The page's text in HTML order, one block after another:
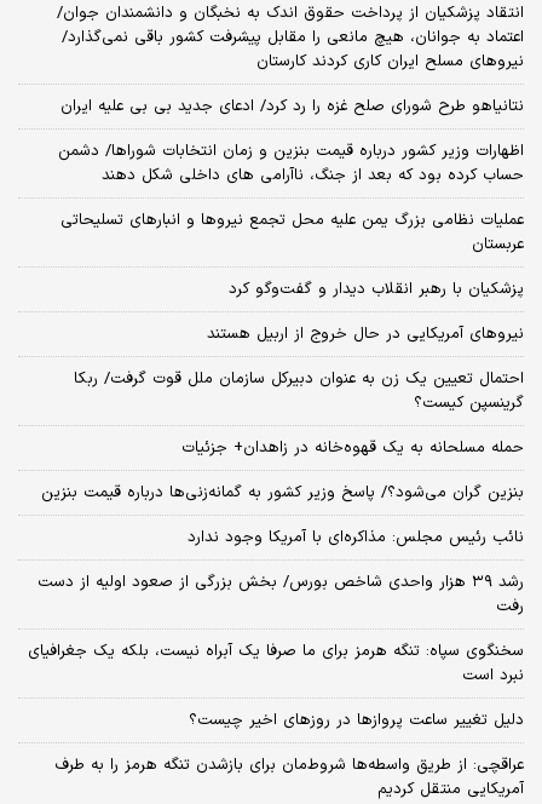
انتقاد پزشکیان از پرداخت حقوق اندک به نخبگان و دانشمندان جوان/
اعتماد به جوانان، هیچ مانعی را مقابل پیشرفت کشور باقی نمی‌گذارد/
نیروهای مسلح ایران کاری کردند کارستان
نتانیاهو طرح شورای صلح غزه را رد کرد/ ادعای جدید بی بی علیه ایران
اظهارات وزیر کشور درباره قیمت بنزین و زمان انتخابات شوراها/ دشمن
حساب کرده بود که بعد از جنگ، ناآرامی‌ های داخلی شکل دهند
عملیات نظامی بزرگ یمن علیه محل تجمع نیروها و انبارهای تسلیحاتی
عربستان
پزشکیان با رهبر انقلاب دیدار و گفت‌وگو کرد
نیروهای آمریکایی در حال خروج از اربیل هستند
احتمال تعیین یک زن به عنوان دبیرکل سازمان ملل قوت گرفت/ ربکا
گرینسپن کیست؟
حمله مسلحانه به یک قهوه‌خانه در زاهدان+ جزئیات
بنزین گران می‌شود؟/ پاسخ وزیر کشور به گمانه‌زنی‌ها درباره قیمت بنزین
نائب رئیس مجلس: مذاکره‌ای با آمریکا وجود ندارد
رشد ۳۹ هزار واحدی شاخص بورس/ بخش بزرگی از صعود اولیه از دست
رفت
سخنگوی سپاه: تنگه هرمز برای ما صرفا یک آبراه نیست، بلکه یک جغرافیای
نبرد است
دلیل تغییر ساعت پروازها در روزهای اخیر چیست؟
عراقچی: از طریق واسطه‌ها شروط‌مان برای بازشدن تنگه هرمز را به طرف
آمریکایی منتقل کردیم